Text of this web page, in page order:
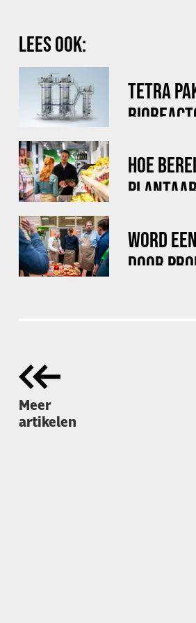
LEES OOK:
TETRA
HOE
WORD
DOOR
Meer
artikelen